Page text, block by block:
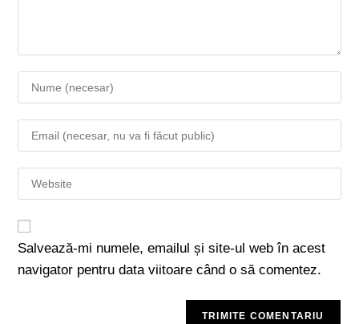
Salvează-mi numele, emailul și site-ul web în acest
navigator pentru data viitoare când o să comentez.